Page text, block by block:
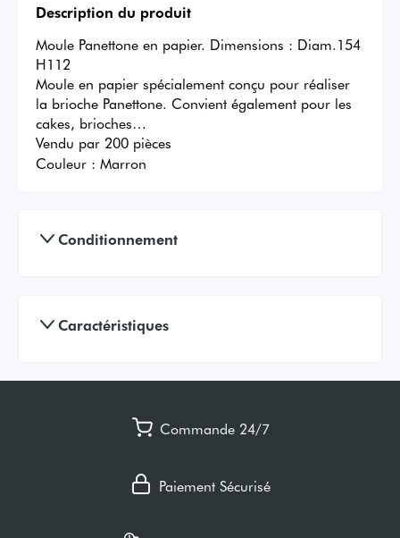
Description du produit
Moule Panettone en papier. Dimensions : Diam.154
H112
Moule en papier spécialement conçu pour réaliser
la brioche Panettone. Convient également pour les
cakes, brioches…
Vendu par 200 pièces
Couleur : Marron
Conditionnement
Caractéristiques
Commande 24/7
Paiement Sécurisé